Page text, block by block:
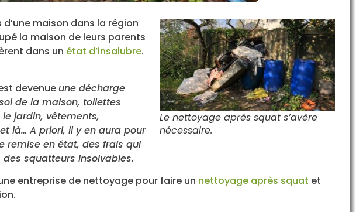
Le nettoyage après squat s’avère
nécessaire.
maison dans la région
la maison de leurs parents
dans un état d’insalubre.
devenue une décharge
de la maison, toilettes
jardin, vêtements,
là… A priori, il y en aura pour
remise en état, des frais qui
squatteurs insolvables.
entreprise de nettoyage pour faire un nettoyage après squat et